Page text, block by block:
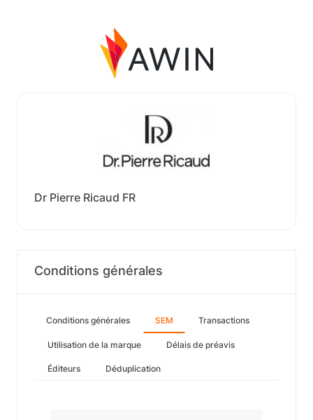
Dr Pierre Ricaud FR
Conditions générales
Conditions générales SEM Transactions
Utilisation de la marque Délais de préavis
Éditeurs Déduplication